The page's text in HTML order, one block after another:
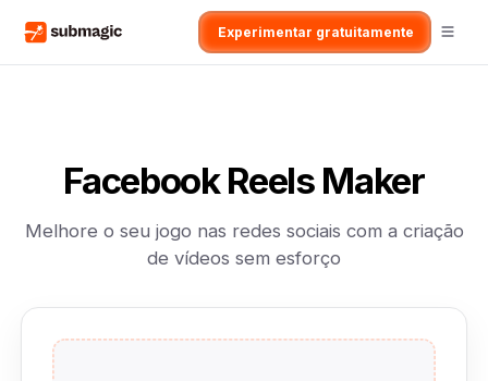
Experimentar gratuitamente
Facebook Reels Maker
Melhore o seu jogo nas redes sociais com a criação
de vídeos sem esforço